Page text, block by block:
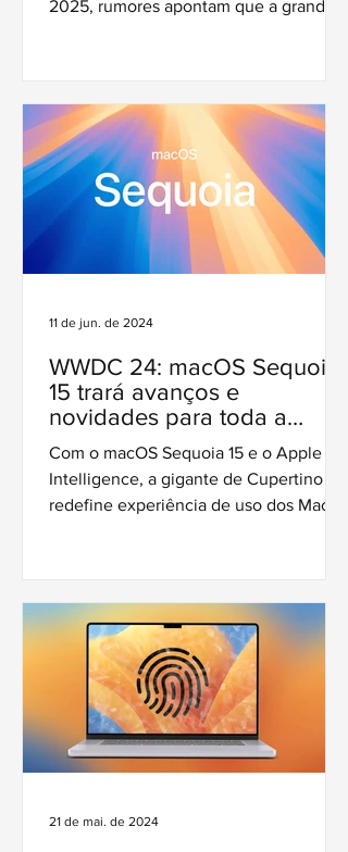
2025, rumores apontam que a grande
desempenho ainda mais poderoso.
WWDC 24: macOS Sequoia
15 trará avanços e
novidades para toda a
família Mac
Com o macOS Sequoia 15 e o Apple
Intelligence, a gigante de Cupertino
redefine experiência de uso dos Macs.
11 de jun. de 2024
21 de mai. de 2024